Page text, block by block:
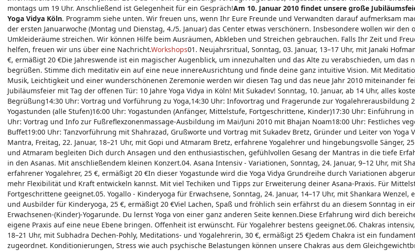
montags um 19 Uhr. Anschließend ist Gelegenheit für ein Gespräch!Am 10. Januar 2010 findet unsere große
Yoga Vidya Köln. Programm siehe unten. Wir freuen uns, wenn Ihr Eure Freunde und Verwandten darauf aufmerksam
der ersten Januarwoche (Montag und Dienstag, 4./5. Januar) das Center etwas verschönern. Insbesondere wollen wir den
Umkleideräume streichen. Wir können Hilfe beim Ausräumen, Abkleben und Streichen gebrauchen. Falls Ihr Zeit und
helfen, freuen wir uns über eine Nachricht.Workshops01. Neujahrsritual, Sonntag, 03. Januar, 13–17 Uhr, mit Janaki
€, ermäßigt 20 €Die Jahreswende ist ein magischer Augenblick, um innezuhalten und das Alte zu verabschieden, um das
begrüßen. Stimme dich meditativ ein auf eine neue innereAusrichtung und finde deine ganz intuitive Vision. Mit
Musik, Leichtigkeit und einer wunderschönenen Zeremonie werden wir diesen Tag und das neue Jahr 2010 miteinander
Jubiläumsfeier mit Tag der offenen Tür: 10 Jahre Yoga Vidya in Köln! Mit Sukadev! Sonntag, 10. Januar, ab 14 Uhr, alles
Begrüßung14:30 Uhr: Vortrag und Vorführung zu Yoga,14:30 Uhr: Infovortrag und Fragerunde zur Yogalehrerausbildung
Yogastunden (alle Stufen)16:00 Uhr: Yogastunden (Anfänger, Mittelstufe, Fortgeschrittene, Kinder)17:30 Uhr: Einführung
Uhr: Vortrag und Info zur Fußreflexzonenmassage-Ausbildung im Mai/Juni 2010 mit Bhajan Noam18:00 Uhr: Festliches
Buffet19:00 Uhr: Tanzvorführung mit Shahrazad, Grußworte und Vortrag mit Sukadev Bretz, Gründer und Leiter von Yoga
Mantra, Freitag, 22. Januar, 18–21 Uhr, mit Gopi und Atmaram Bretz, erfahrene Yogalehrer und hingebungsvolle Sänger,
und Atmaram begleiten Dich durch Ansagen und den enthusiastischen, gefühlvollen Gesang der Mantras in die tiefe
in den Asanas. Mit anschließendem kleinen Konzert.04. Asana Intensiv - Variationen, Sonntag, 24. Januar, 9–12 Uhr, mit
erfahrener Yogalehrer, 25 €, ermäßigt 20 €In dieser Yogastunde wird die Yoga Vidya Grundreihe durch Variationen
mehr Flexibilität und Kraft entwickeln kannst. Mit viel Techiken und Tipps zur Erweiterung deiner Asana-Praxis. Für
Fortgeschrittene geeignet.05. Yogallo - Kinderyoga für Erwachsene, Sonntag, 24. Januar, 14–17 Uhr, mit Shankara Wenzel,
und Ausbilder für Kinderyoga, 25 €, ermäßigt 20 €Viel Lachen, Spaß und fröhlich sein erfährst du an diesem Sonntag in
Erwachsenen-(Kinder)-Yogarunde. Du lernst Yoga von einer ganz anderen Seite kennen.Diese Erfahrung wird dich
eigene Praxis auf eine neue Ebene bringen. Offenheit ist erwünscht. Für Yogalehrer bestens geeignet.06. Chakras intensiv,
18–21 Uhr, mit Subhadra Dechen-Pohly, Meditations- und Yogalehrerin, 30 €, ermäßigt 25 €Jedem Chakra ist ein
zugeordnet. Konditionierungen, Stress wie auch psychische Belastungen können unsere Chakras aus dem